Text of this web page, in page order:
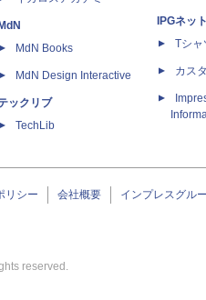
MdN
MdN Books
MdN Design Interactive
ックリブ
TechLib
IPGネッ
Tシ
カス
リシー 会社概要 インプレスグル
reserved.